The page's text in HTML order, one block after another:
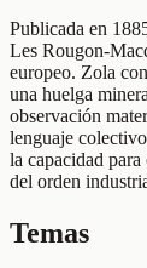
Publicada en
Les Rougon-
europeo. Zola
una huelga
observación
lenguaje
la capacidad
del orden
Temas